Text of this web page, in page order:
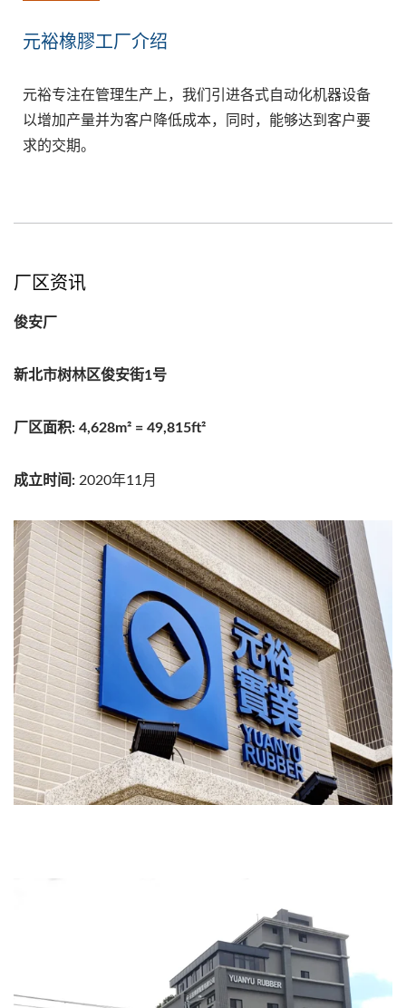
元裕橡膠工厂介绍
元裕专注在管理生产上，我们引进各式自动化机器设备
以增加产量并为客户降低成本，同时，能够达到客户要
求的交期。
厂区资讯
俊安厂
新北市树林区俊安街1号
厂区面积: 4,628m² = 49,815ft²
成立时间: 2020年11月